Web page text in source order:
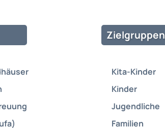
Zielgruppen
Kita-Kinder
Kinder
Jugendliche
Familien